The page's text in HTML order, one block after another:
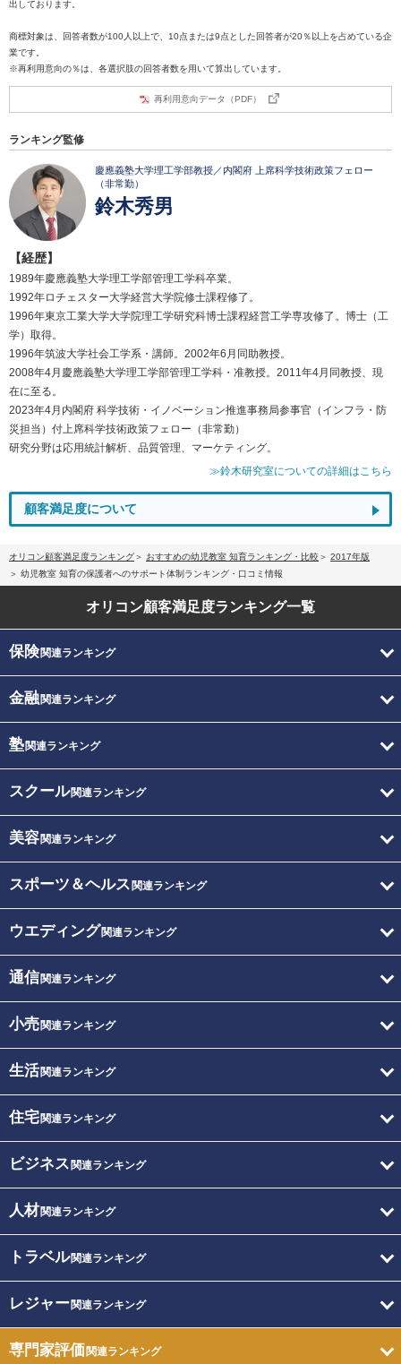
出しております。
商標対象は、回答者数が100人以上で、10点または9点とした回答者が20％以上を占めている企
業です。
※再利用意向の％は、各選択肢の回答者数を用いて算出しています。
再利用意向データ（PDF）
ランキング監修
慶應義塾大学理工学部教授／内閣府 上席科学技術政策フェロー
（非常勤）
鈴木秀男
【経歴】
1989年慶應義塾大学理工学部管理工学科卒業。
1992年ロチェスター大学経営大学院修士課程修了。
1996年東京工業大学大学院理工学研究科博士課程経営工学専攻修了。博士（工
学）取得。
1996年筑波大学社会工学系・講師。2002年6月同助教授。
2008年4月慶應義塾大学理工学部管理工学科・准教授。2011年4月同教授、現
在に至る。
2023年4月内閣府 科学技術・イノベーション推進事務局参事官（インフラ・防
災担当）付上席科学技術政策フェロー（非常勤）
研究分野は応用統計解析、品質管理、マーケティング。
≫鈴木研究室についての詳細はこちら
顧客満足度について
オリコン顧客満足度ランキング おすすめの幼児教室 知育ランキング・比較
2017年版
幼児教室 知育の保護者へのサポート体制ランキング・口コミ情報
オリコン顧客満足度ランキング一覧
保険関連ランキング
金融関連ランキング
塾関連ランキング
スクール関連ランキング
美容関連ランキング
スポーツ＆ヘルス 関連ランキング
ウエディング関連ランキング
通信関連ランキング
小売関連ランキング
生活関連ランキング
住宅関連ランキング
ビジネス 関連ランキング
人材関連ランキング
トラベル関連ランキング
レジャー関連ランキング
専門家評価関連ランキング